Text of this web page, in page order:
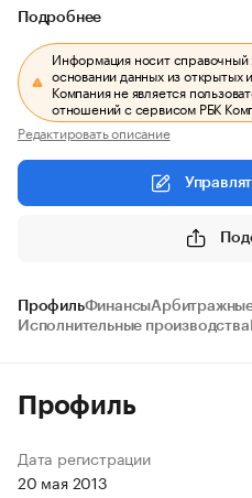
Подробнее
Информация носит справочный
основании данных из открытых
Компания не является
отношений с сервисом РБК
Редактировать описание
ПрофильФинансы
Исполнительные производства
Профиль
Дата регистрации
20 мая 2013